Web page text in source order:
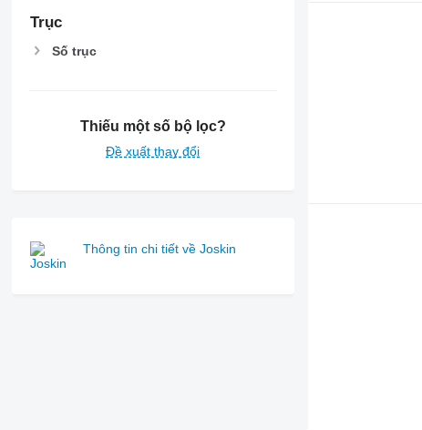
Trục
Số trục
Thiếu một số bộ lọc?
Đề xuất thay đổi
Thông tin chi tiết về Joskin